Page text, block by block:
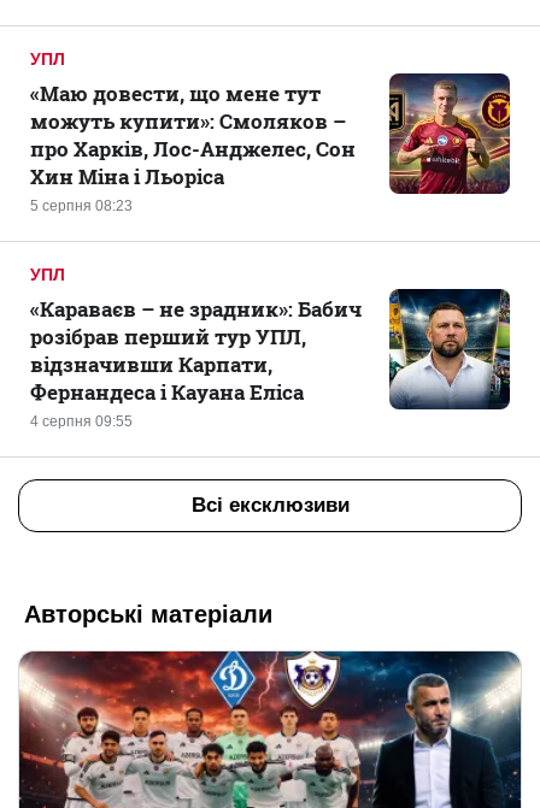
УПЛ
5 серпня 08:23
«Маю довести, що мене тут
можуть купити»: Смоляков –
про Харків, Лос-Анджелес, Сон
Хин Міна і Льоріса
УПЛ
4 серпня 09:55
«Караваєв – не зрадник»: Бабич
розібрав перший тур УПЛ,
відзначивши Карпати,
Фернандеса і Кауана Еліса
Всі ексклюзиви
Авторські матеріали